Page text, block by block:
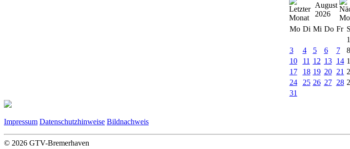
August
2026
Mo Di Mi Do Fr
1
3
4 5 6 7 8
10
11 12 13 14
17
18 19 20 21
24
25 26 27 28
31
Impressum Datenschutzhinweise Bildnachweis
© 2026 GTV-Bremerhaven